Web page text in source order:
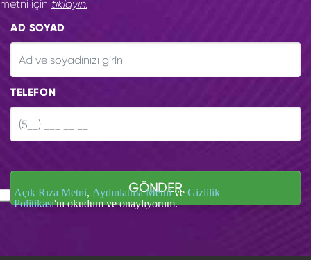
metni için tıklayın.
AD SOYAD
TELEFON
GÖNDER
Açık Rıza Metni, Aydınlatma Metnive Gizlilik
Politikası'nı okudum ve onaylıyorum.